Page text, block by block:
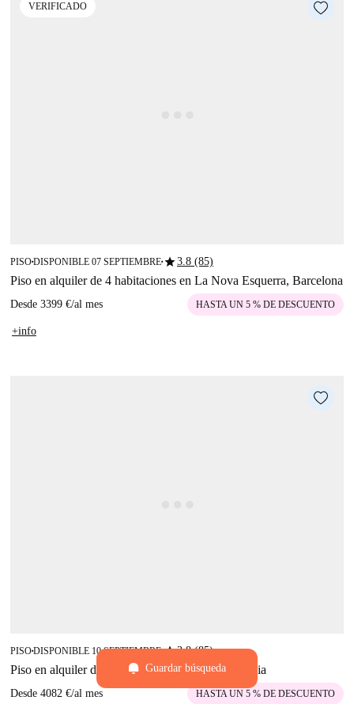
VERIFICADO
PISO■DISPONIBLE 07 SEPTIEMBRE■star3.8 (85)
Piso en alquiler de 4 habitaciones en La Nova Esquerra, Barcelona
Desde 3399 €/al mes HASTA UN 5 % DE DESCUENTO
+info
PISO■DISPONIBLE 10 SEPTIEMBREstar3.8 (85)
Piso en alquiler de 4 habitaciones en Vila de Gràcia
Desde 4082 €/al mes HASTA UN 5 % DE DESCUENTO
Guardar búsqueda